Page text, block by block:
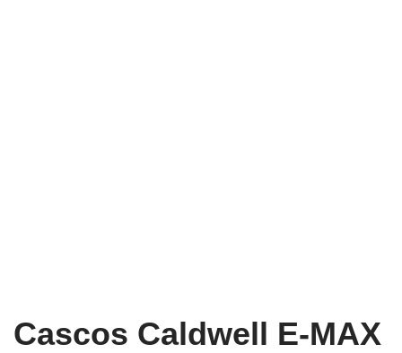
Cascos Caldwell E-MAX